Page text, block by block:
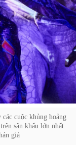
cuộc khủng hoảng
sân khấu lớn nhất
giả